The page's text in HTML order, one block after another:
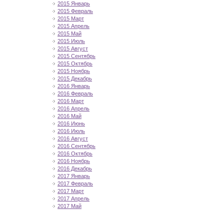
2015 Январь
2015 Февраль
2015 Март
2015 Апрель
2015 Май
2015 Июль
2015 Август
2015 Сентябрь
2015 Октябрь
2015 Ноябрь
2015 Декабрь
2016 Январь
2016 Февраль
2016 Март
2016 Апрель
2016 Май
2016 Июнь
2016 Июль
2016 Август
2016 Сентябрь
2016 Октябрь
2016 Ноябрь
2016 Декабрь
2017 Январь
2017 Февраль
2017 Март
2017 Апрель
2017 Май